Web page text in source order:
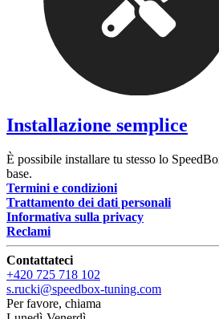
Installazione semplice
È possibile installare tu stesso lo
base.
Termini e condizioni
Trattamento dei dati personali
Informativa sulla privacy
Reclami
Contattateci
+420 725 718 102
s.rucki@speedbox-tuning.com
Per favore, chiama